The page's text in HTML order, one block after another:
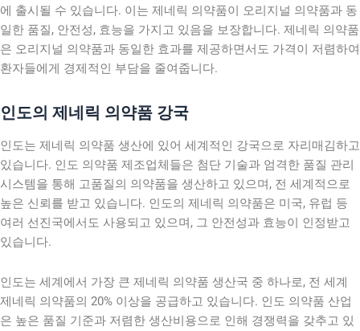
에 출시될 수 있습니다. 이는 제네릭 의약품이 오리지널 의약품과 동
일한 품질, 안전성, 효능을 가지고 있음을 보장합니다. 제네릭 의약품
은 오리지널 의약품과 동일한 효과를 제공하면서도 가격이 저렴하여
환자들에게 경제적인 부담을 줄여줍니다.
인도의 제네릭 의약품 강국
인도는 제네릭 의약품 생산에 있어 세계적인 강국으로 자리매김하고
있습니다. 인도 의약품 제조업체들은 첨단 기술과 엄격한 품질 관리
시스템을 통해 고품질의 의약품을 생산하고 있으며, 전 세계적으로
높은 신뢰를 받고 있습니다. 인도의 제네릭 의약품은 미국, 유럽 등
여러 선진국에서도 사용되고 있으며, 그 안전성과 효능이 인정받고
있습니다.
인도는 세계에서 가장 큰 제네릭 의약품 생산국 중 하나로, 전 세계
제네릭 의약품의 20% 이상을 공급하고 있습니다. 인도 의약품 산업
은 높은 품질 기준과 저렴한 생산비용으로 인해 경쟁력을 갖추고 있